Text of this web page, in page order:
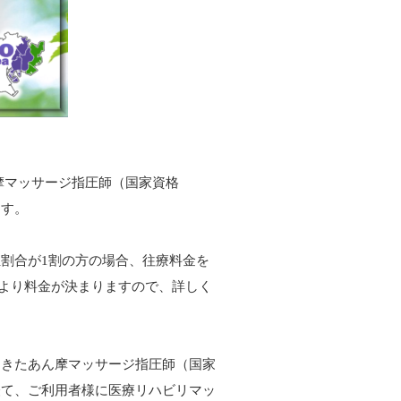
ッサージ指圧師（国家資格
。
合が1割の方の場合、往療料金を
り料金が決まりますので、詳しく
たあん摩マッサージ指圧師（国家
、ご利用者様に医療リハビリマッ